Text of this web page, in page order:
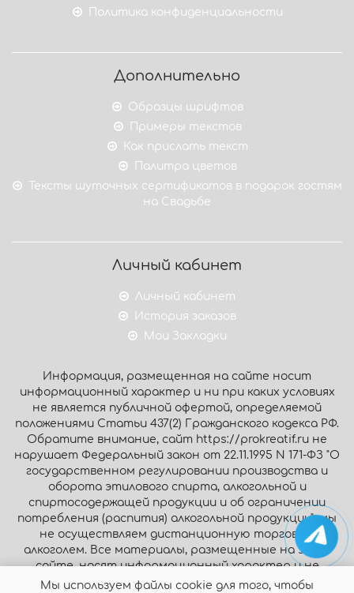
Политика конфиденциальности
Дополнительно
Образцы шрифтов
Примеры текстов
Как прислать текст
Палитра цветов
Тексты шуточных сертификатов в подарок гостям
на Свадьбе
Личный кабинет
Личный кабинет
История заказов
Мои Закладки
Информация, размещенная на сайте носит
информационный характер и ни при каких условиях
не является публичной офертой, определяемой
положениями Статьи 437(2) Гражданского кодекса РФ.
Обратите внимание, сайт https://prokreatif.ru не
нарушает Федеральный закон от 22.11.1995 N 171-ФЗ "О
государственном регулировании производства и
оборота этилового спирта, алкогольной и
спиртосодержащей продукции и об ограничении
потребления (распития) алкогольной продукции": мы
не осуществляем дистанционную торговлю
алкоголем. Все материалы, размещенные на этом
сайте, носят информационный характер и не
являются публичной офертой.
Мы используем файлы cookie для того, чтобы